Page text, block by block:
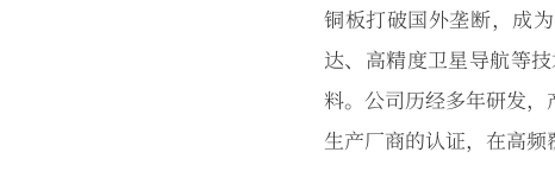
铜板打破国外垄断，成
达、高精度卫星导航等
料。公司历经多年研发
生产厂商的认证，在高频